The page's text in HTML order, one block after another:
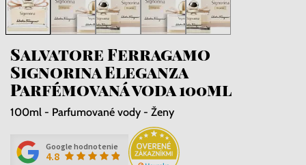
Salvatore Ferragamo
Signorina Eleganza
Parfémovaná voda 100ml
100ml - Parfumované vody - Ženy
Google hodnotenie
4.8